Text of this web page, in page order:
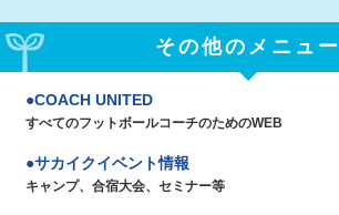
その他のメニュー
COACH UNITED
すべてのフットボールコーチのためのWEB
サカイクイベント情報
キャンプ、合宿大会、セミナー等